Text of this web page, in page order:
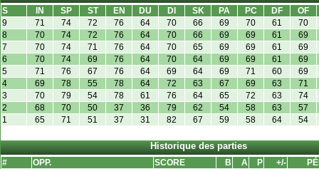
S IN SP ST EN DU DI SK PA PC DF
OF
9
71 74 72 76 64 70 66 69 70 61
70
8
70 74 72 76 64 70 66 69 69 61
69
7
70 74 71 76 64 70 65 69 69 61
69
6
70 74 69 76 64 70 64 69 69 61
69
5
71 76 67 76 64 69 64 69 71 60
69
4
69 78 55 78 64 72 63 67 69 63
71
3
70 79 54 78 61 76 64 65 72 63
74
2
68 70 50 37 36 79 62 54 58 63
57
1
65 71 51 37 31 82 67 59 58 64 54
Historique des parties
# OPP. SCORE B A P +/-